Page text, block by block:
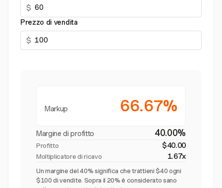
$
Prezzo di vendita
$
Markup 66.67%
Margine di profitto 40.00%
Profitto $40.00
Moltiplicatore di ricavo 1.67x
Un margine del 40% significa che trattieni $40 ogni
$100 di vendite. Sopra il 20% è considerato sano